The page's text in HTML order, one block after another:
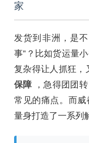
家
发货到非洲，是
事”？比如货运量
复杂得让人抓狂，
保障
，急得团团
常见的痛点。而威
量身打造了一系列